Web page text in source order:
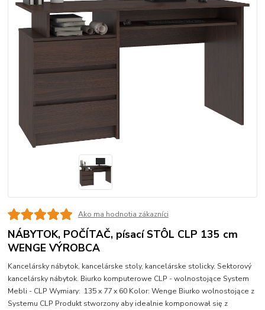
Ako ma hodnotia zákazníci
NÁBYTOK, POČÍTAČ, písací STÔL CLP 135 cm
WENGE VÝROBCA
Kancelársky nábytok, kancelárske stoly, kancelárske stolicky. Sektorový
kancelársky nábytok. Biurko komputerowe CLP - wolnostojące System
Mebli - CLP Wymiary: 135 x 77 x 60 Kolor: Wenge Biurko wolnostojące z
Systemu CLP Produkt stworzony aby idealnie komponował się z